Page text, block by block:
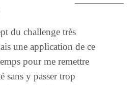
du challenge très
une application de ce
pour me remettre
sans y passer trop